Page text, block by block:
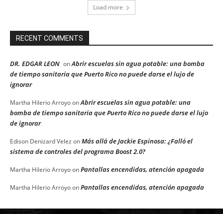
Load more
RECENT COMMENTS
DR. EDGAR LEON onAbrir escuelas sin agua potable: una bomba
de tiempo sanitaria que Puerto Rico no puede darse el lujo de
ignorar
Martha Hilerio ArroyoonAbrir escuelas sin agua potable: una
bomba de tiempo sanitaria que Puerto Rico no puede darse el lujo
de ignorar
Edison Denizard Velez onMás allá de Jackie Espinosa: ¿Falló el
sistema de controles del programa Boost 2.0?
Martha Hilerio ArroyoonPantallas encendidas, atención apagada
Martha Hilerio ArroyoonPantallas encendidas, atención apagada